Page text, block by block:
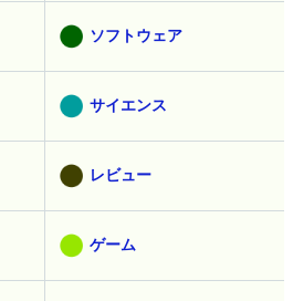
ソフトウェア
サイエンス
レビュー
ゲーム